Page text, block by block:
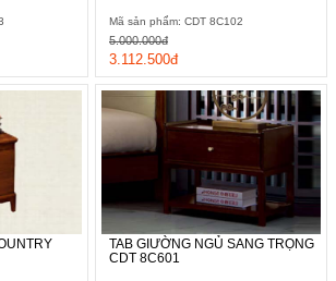
Mã sản phẩm: CDT 8C102
3.112.500đ
5.000.000đ
TAB GIƯỜNG NGỦ SANG TRỌNG
CDT 8C601